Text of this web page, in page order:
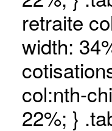
retraite
width:
col:nth-
22%; }